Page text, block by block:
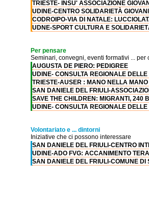
TRIESTE- INSU' ASSOCIAZIONE
UDINE-CENTRO SOLIDARIETÀ
CODROIPO-VIA DI NATALE:
UDNE-SPORT CULTURA E
Per pensare
Seminari, convegni, eventi formativi ...
AUGUSTA DE PIERO: PEDIGREE
UDINE- CONSULTA REGIONALE
TRIESTE-AUSER : MANO NELLA
SAN DANIELE DEL FRIULI-
SAVE THE CHILDREN: MIGRANTI, 240
UDINE- CONSULTA REGIONALE
Volontariato e ... dintorni
Iniziative che ci possono interessare
SAN DANIELE DEL FRIULI-CENTRO
UDINE-ADO FVG: ACCANIMENTO
SAN DANIELE DEL FRIULI-COMUNE